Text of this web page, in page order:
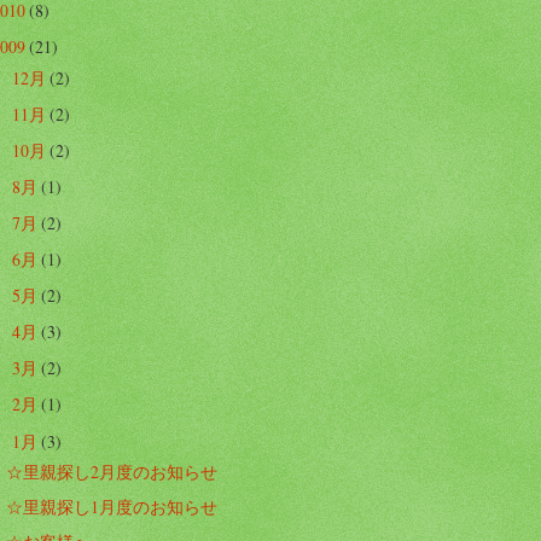
(8)
(21)
12月(2)
11月(2)
10月(2)
8月(1)
7月(2)
6月(1)
5月(2)
4月(3)
3月(2)
2月(1)
1月(3)
☆里親探し2月度のお知らせ
☆里親探し1月度のお知らせ